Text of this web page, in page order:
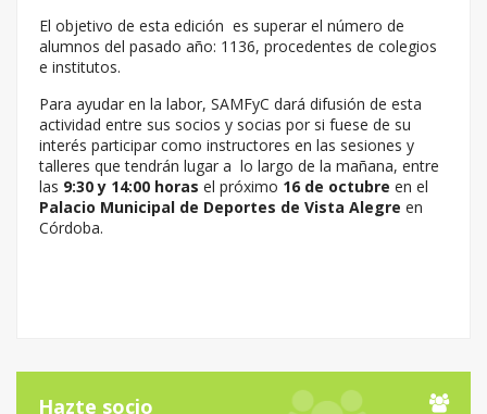
El objetivo de esta edición es superar el número de
alumnos del pasado año: 1136, procedentes de colegios
e institutos.
Para ayudar en la labor, SAMFyC dará difusión de esta
actividad entre sus socios y socias por si fuese de su
interés participar como instructores en las sesiones y
talleres que tendrán lugar a lo largo de la mañana, entre
las 9:30 y 14:00 horas el próximo 16 de octubre en el
Palacio Municipal de Deportes de Vista Alegre en
Córdoba.
Hazte socio